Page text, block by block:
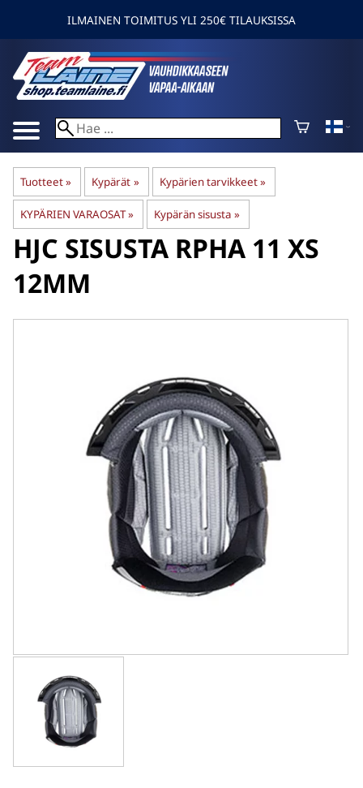
ILMAINEN TOIMITUS YLI 250€ TILAUKSISSA
Tuotteet‪» Kypärät ‪» Kypärien tarvikkeet‪»
KYPÄRIEN VARAOSAT‪» Kypärän sisusta ‪»
HJC SISUSTA RPHA 11 XS
12MM